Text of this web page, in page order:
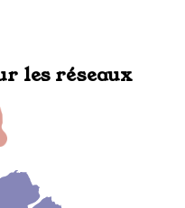
les réseaux